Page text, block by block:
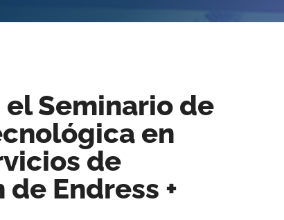
Seminario de
en
de
Endress +